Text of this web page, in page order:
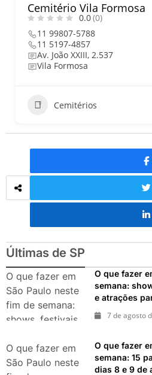
Cemitério Vila Formosa
0.0(0)
11 99807-5788
11 5197-4857
Av. João XXIII, 2.537
Vila Formosa
Cemitérios
Últimas de SP
O que fazer em
São Paulo neste
fim de semana:
shows, festivais,
atrações para o
Dia dos Pais
O que fazer
semana:
e atrações
7 de agosto
O que fazer em
São Paulo neste
O que fazer
semana: 15
dias 8 e 9 de